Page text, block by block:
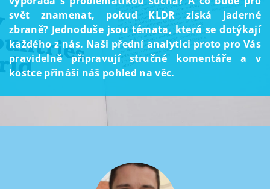
svět znamenat, pokud KLDR získá jaderné
zbraně? Jednoduše jsou témata, která se dotýkají
každého z nás. Naši přední analytici proto pro Vás
pravidelně připravují stručné komentáře a v
kostce přináší náš pohled na věc.